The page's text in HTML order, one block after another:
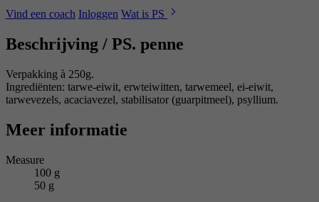
Vind een coach Inloggen Wat is PS
Beschrijving / PS. penne
Verpakking à 250g.
Ingrediënten: tarwe-eiwit, erwteiwitten, tarwemeel, ei-eiwit,
tarwevezels, acaciavezel, stabilisator (guarpitmeel), psyllium.
Meer informatie
Measure
100 g
50 g